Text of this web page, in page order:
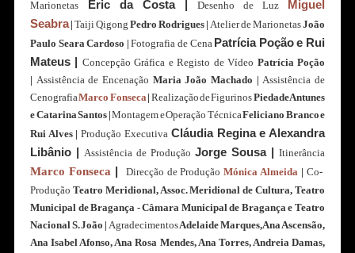
Marionetas Eric da Costa | Desenho de Luz
Miguel
Seabra | Taiji Qigong Pedro Rodrigues | Atelier de MarionetasJoão
Paulo Seara Cardoso | Fotografia de Cena Patrícia Poção e Rui
Mateus | Concepção Gráfica e Registo de Vídeo Patrícia Poção
| Assistência de Encenação Maria João Machado | Assistência de
CenografiaMarco Fonseca| Realização de FigurinosPiedade Antunes
e Catarina Santos |Montagem e Operação TécnicaFeliciano Branco e
Rui Alves | Produção Executiva Cláudia Regina e Alexandra
Libânio | Assistência de Produção Jorge Sousa | Itinerância
Marco Fonseca Direcção de ProduçãoMónica Almeida | Co-
Produção Teatro Meridional, Assoc. Meridional de Cultura, Teatro
Municipal de Bragança - Câmara Municipal de Bragança e Teatro
Nacional S. João | AgradecimentosAdelaide Marques, Ana Ascensão,
Ana Isabel Afonso, Ana Rosa Mendes, Ana Torres, Andreia Damas,